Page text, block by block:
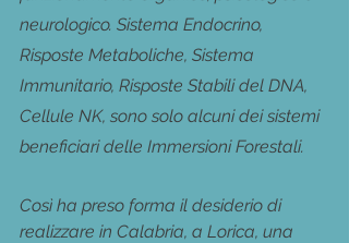
neurologico. Sistema Endocrino,
Risposte Metaboliche, Sistema
Immunitario, Risposte Stabili del DNA,
Cellule NK, sono solo alcuni dei sistemi
beneficiari delle Immersioni Forestali.
Così ha preso forma il desiderio di
realizzare in Calabria, a Lorica, una